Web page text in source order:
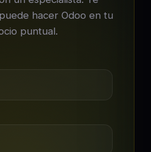
hacer Odoo en tu
puntual.